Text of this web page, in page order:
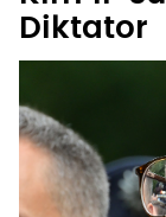
Kim Il-